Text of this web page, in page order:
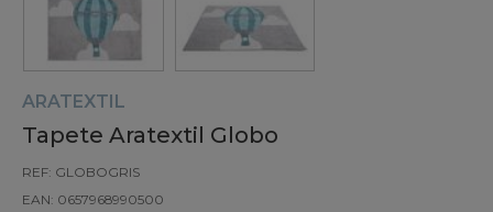
ARATEXTIL
Tapete Aratextil Globo
REF: GLOBOGRIS
EAN: 0657968990500